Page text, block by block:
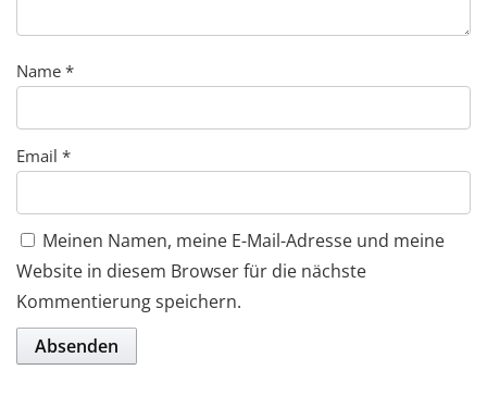
Name *
Email *
Meinen Namen, meine E-Mail-Adresse und meine
Website in diesem Browser für die nächste
Kommentierung speichern.